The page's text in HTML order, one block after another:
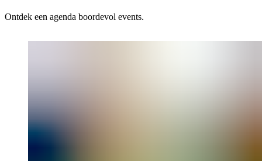
Ontdek een agenda boordevol events.